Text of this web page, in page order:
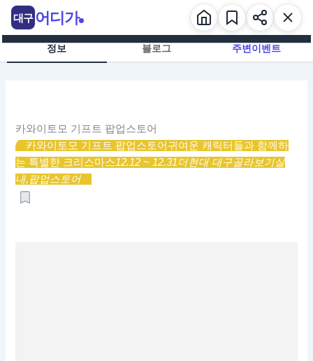
츠
정보 블로그 주변이벤트
카와이토모 기프트 팝업스토어
카와이토모 기프트 팝업스토어 귀여운 캐릭터들과 함께하
는 특별한 크리스마스12.12 ~ 12.31더현대 대구골라보기실
내,팝업스토어
대구 어디가